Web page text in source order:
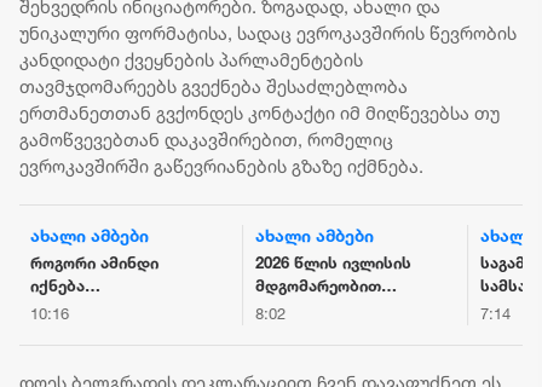
შეხვედრის ინიციატორები. ზოგადად, ახალი და
უნიკალური ფორმატისა, სადაც ევროკავშირის წევრობის
კანდიდატი ქვეყნების პარლამენტების
თავმჯდომარეებს გვექნება შესაძლებლობა
ერთმანეთთან გვქონდეს კონტაქტი იმ მიღწევებსა თუ
გამოწვევებთან დაკავშირებით, რომელიც
ევროკავშირში გაწევრიანების გზაზე იქმნება.
ახალი ამბები
როგორი ამინდი
იქნება
საქართველოს
10:16
ახალი ამბები
2026 წლის ივლისის
მდგომარეობით
საქართველოს
რეზერვები 7.5
8:02
ახალი
ყალბი
7:14